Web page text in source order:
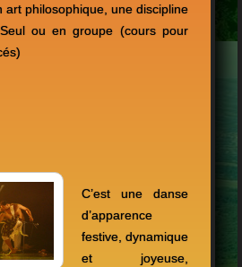
art philosophique, une discipline
ou en groupe (cours pour
C’est une danse
d’apparence
festive, dynamique
et joyeuse,